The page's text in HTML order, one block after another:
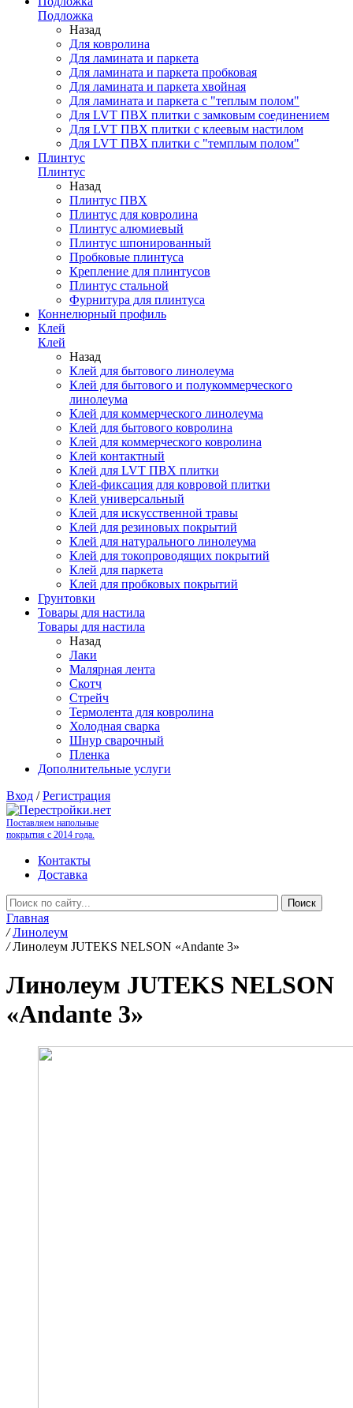
Подложка
Назад
Для ковролина
Для ламината и паркета
Для ламината и паркета пробковая
Для ламината и паркета хвойная
Для ламината и паркета с "теплым полом"
Для LVT ПВХ плитки с замковым соединением
Для LVT ПВХ плитки с клеевым настилом
Для LVT ПВХ плитки с "темплым полом"
Плинтус
Плинтус
Назад
Плинтус ПВХ
Плинтус для ковролина
Плинтус алюмиевый
Плинтус шпонированный
Пробковые плинтуса
Крепление для плинтусов
Плинтус стальной
Фурнитура для плинтуса
Коннелюрный профиль
Клей
Клей
Назад
Клей для бытового линолеума
Клей для бытового и полукоммерческого
линолеума
Клей для коммерческого линолеума
Клей для бытового ковролина
Клей для коммерческого ковролина
Клей контактный
Клей для LVT ПВХ плитки
Клей-фиксация для ковровой плитки
Клей универсальный
Клей для искусственной травы
Клей для резиновых покрытий
Клей для натурального линолеума
Клей для токопроводящих покрытий
Клей для паркета
Клей для пробковых покрытий
Грунтовки
Товары для настила
Товары для настила
Назад
Лаки
Малярная лента
Скотч
Стрейч
Термолента для ковролина
Холодная сварка
Шнур сварочный
Пленка
Дополнительные услуги
Вход /Регистрация
Поставляем напольные
покрытия с 2014 года.
Контакты
Доставка
Главная
/ Линолеум
/ Линолеум JUTEKS NELSON «Andante 3»
Линолеум JUTEKS NELSON
«Andante 3»